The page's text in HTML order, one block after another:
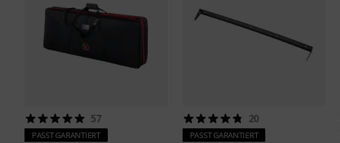
57
PASST GARANTIERT
20
PASST GARANTIERT